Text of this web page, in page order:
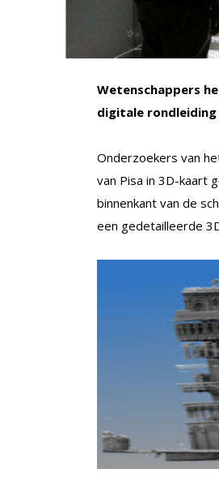
Wetenschappers
digitale
Onderzoekers van
van Pisa in 3D-kaart
binnenkant van de
een gedetailleerde